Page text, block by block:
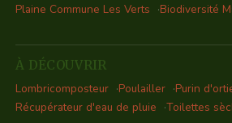
Plaine Commune Les Verts
Biodiversité
À DÉCOUVRIR
Lombricomposteur
Poulailler
Purin
Récupérateur d'eau de pluie
Toilettes